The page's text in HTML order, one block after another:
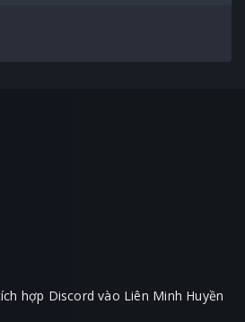
hợp Discord vào Liên Minh Huyền